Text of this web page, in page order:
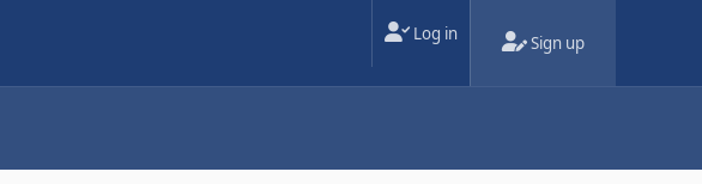
Log in Sign up